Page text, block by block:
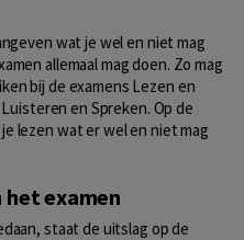
wat je wel en niet mag
allemaal mag doen. Zo mag
bij de examens Lezen en
en Spreken. Op de
lezen wat er wel en niet mag
het examen
staat de uitslag op de